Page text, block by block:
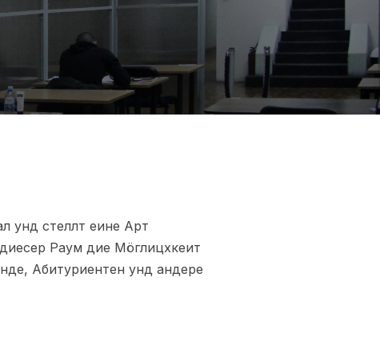
унд стеллт еине Арт
Раум дие Мöглицхкеит
Абитуриентен унд андере